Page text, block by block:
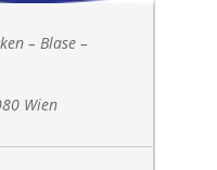
– Blase –
Wien